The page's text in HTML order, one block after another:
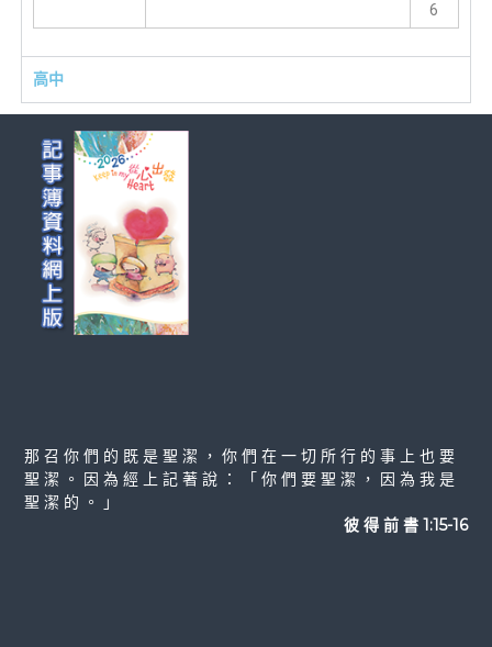
6
高中
那 召 你 們 的 既 是 聖 潔 ， 你 們 在 一 切 所 行 的 事 上 也 要
聖 潔 。 因 為 經 上 記 著 說 ： 「 你 們 要 聖 潔 ， 因 為 我 是
聖 潔 的 。 」
彼 得 前 書 1:15-16